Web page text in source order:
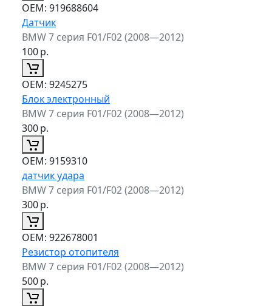
ОЕМ: 919688604
Датчик
BMW 7 серия F01/F02 (2008—2012)
100р.
ОЕМ: 9245275
Блок электронный
BMW 7 серия F01/F02 (2008—2012)
300р.
ОЕМ: 9159310
датчик удара
BMW 7 серия F01/F02 (2008—2012)
300р.
ОЕМ: 922678001
Резистор отопителя
BMW 7 серия F01/F02 (2008—2012)
500р.